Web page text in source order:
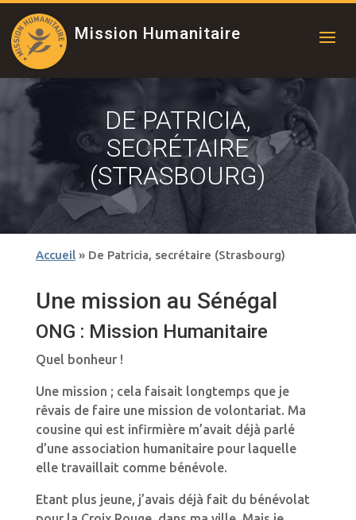
Mission Humanitaire
DE PATRICIA,
SECRÉTAIRE
(STRASBOURG)
Accueil» De Patricia, secrétaire (Strasbourg)
Une mission au Sénégal
ONG : Mission Humanitaire
Quel bonheur !
Une mission ; cela faisait longtemps que je
rêvais de faire une mission de volontariat. Ma
cousine qui est infirmière m’avait déjà parlé
d’une association humanitaire pour laquelle
elle travaillait comme bénévole.
Etant plus jeune, j’avais déjà fait du bénévolat